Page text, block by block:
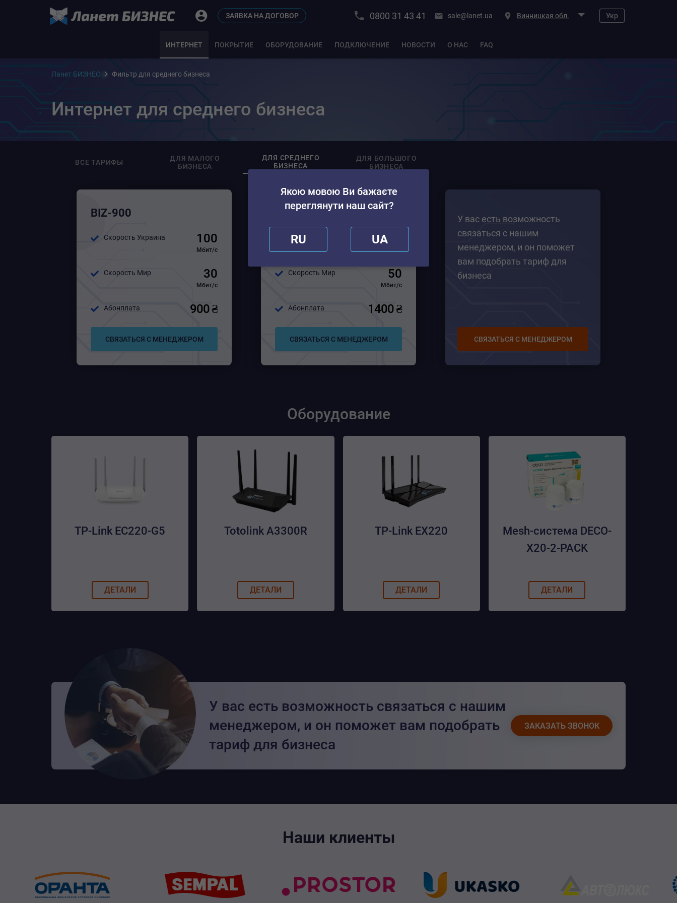
Якою мовою Ви бажаєте
переглянути наш сайт?
RU UA
ЗАЯВКА НА ДОГОВОР 0800 31 43 41 sale@lanet.ua Винницкая обл. Укр
ИНТЕРНЕТ ПОКРЫТИЕ ОБОРУДОВАНИЕ ПОДКЛЮЧЕНИЕ НОВОСТИ О НАС FAQ
Ланет БИЗНЕС Фильтр для среднего бизнеса
Интернет для среднего бизнеса
ВСЕ ТАРИФЫ
ДЛЯ МАЛОГО
БИЗНЕСА
ДЛЯ СРЕДНЕГО
БИЗНЕСА
ДЛЯ БОЛЬШОГО
БИЗНЕСА
BIZ-900
Скорость Украина 100
Мбит/с
Скорость Мир 30
Мбит/с
Абонплата 900 ₴
СВЯЗАТЬСЯ С МЕНЕДЖЕРОМ
BIZ-1400
Скорость Украина 100
Мбит/с
Скорость Мир 50
Мбит/с
Абонплата 1400 ₴
СВЯЗАТЬСЯ С МЕНЕДЖЕРОМ
У вас есть возможность
связаться с нашим
менеджером, и он поможет
вам подобрать тариф для
бизнеса
СВЯЗАТЬСЯ С МЕНЕДЖЕРОМ
Оборудование
TP-Link EC220-G5
ДЕТАЛИ
Totolink A3300R
ДЕТАЛИ
TP-Link EX220
ДЕТАЛИ
Mesh-система DECO-
X20-2-PACK
ДЕТАЛИ
У вас есть возможность связаться с нашим
менеджером, и он поможет вам подобрать
тариф для бизнеса
ЗАКАЗАТЬ ЗВОНОК
Наши клиенты